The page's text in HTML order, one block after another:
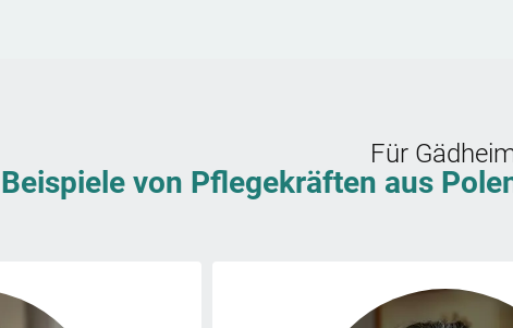
Für
Beispiele von Pflegekräften aus